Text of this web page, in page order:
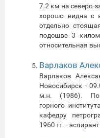
7.2 км на северо-
хорошо видна с
отдельно
подошве 3
относительная
Варлаков
Варлаков
Новосибирск -
м.н. (1986). По
горного
кафедру
1960 гг. -